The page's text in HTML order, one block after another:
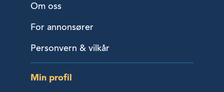
Om oss
For annonsører
Personvern & vilkår
Min profil